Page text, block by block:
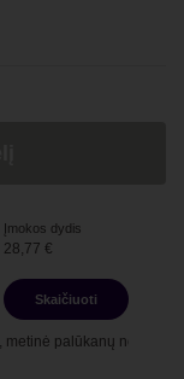
Įmokos dydis
28,77 €
Skaičiuoti
palūkanų norma –